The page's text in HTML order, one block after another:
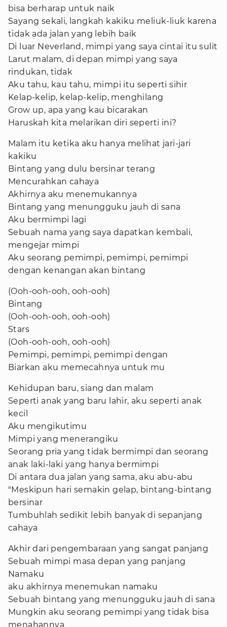
bisa berharap untuk naik
Sayang sekali, langkah kakiku meliuk-liuk karena
tidak ada jalan yang lebih baik
Di luar Neverland, mimpi yang saya cintai itu sulit
Larut malam, di depan mimpi yang saya
rindukan, tidak
Aku tahu, kau tahu, mimpi itu seperti sihir
Kelap-kelip, kelap-kelip, menghilang
Grow up, apa yang kau bicarakan
Haruskah kita melarikan diri seperti ini?
Malam itu ketika aku hanya melihat jari-jari
kakiku
Bintang yang dulu bersinar terang
Mencurahkan cahaya
Akhirnya aku menemukannya
Bintang yang menungguku jauh di sana
Aku bermimpi lagi
Sebuah nama yang saya dapatkan kembali,
mengejar mimpi
Aku seorang pemimpi, pemimpi, pemimpi
dengan kenangan akan bintang
(Ooh-ooh-ooh, ooh-ooh)
Bintang
(Ooh-ooh-ooh, ooh-ooh)
Stars
(Ooh-ooh-ooh, ooh-ooh)
Pemimpi, pemimpi, pemimpi dengan
Biarkan aku memecahnya untuk mu
Kehidupan baru, siang dan malam
Seperti anak yang baru lahir, aku seperti anak
kecil
Aku mengikutimu
Mimpi yang menerangiku
Seorang pria yang tidak bermimpi dan seorang
anak laki-laki yang hanya bermimpi
Di antara dua jalan yang sama, aku abu-abu
"Meskipun hari semakin gelap, bintang-bintang
bersinar
Tumbuhlah sedikit lebih banyak di sepanjang
cahaya
Akhir dari pengembaraan yang sangat panjang
Sebuah mimpi masa depan yang panjang
Namaku
aku akhirnya menemukan namaku
Sebuah bintang yang menungguku jauh di sana
Mungkin aku seorang pemimpi yang tidak bisa
menahannya